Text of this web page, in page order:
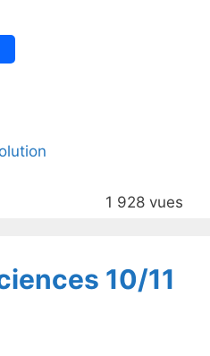
1 928 vues
10/11